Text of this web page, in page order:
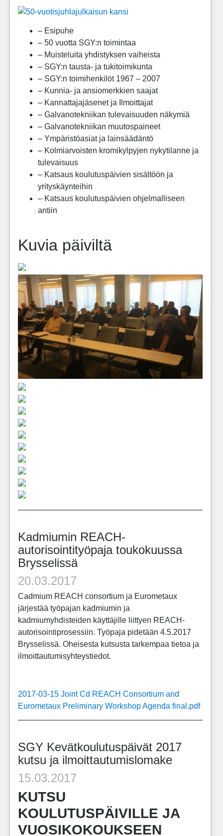
– Esipuhe
– 50 vuotta SGY:n toimintaa
– Muisteluita yhdistyksen vaiheista
– SGY:n tausta- ja tukitoimikunta
– SGY:n toimihenkilöt 1967 – 2007
– Kunnia- ja ansiomerkkien saajat
– Kannattajajäsenet ja Ilmoittajat
– Galvanotekniikan tulevaisuuden näkymiä
– Galvanotekniikan muutospaineet
– Ympäristöasiat ja lainsäädäntö
– Kolmiarvoisten kromikylpyjen nykytilanne ja
tulevaisuus
– Katsaus koulutuspäivien sisältöön ja
yrityskäynteihin
– Katsaus koulutuspäivien ohjelmalliseen
antiin
Kuvia päiviltä
Kadmiumin REACH-
autorisointityöpaja toukokuussa
Brysselissä
20.03.2017
Cadmium REACH consortium ja Eurometaux
järjestää työpajan kadmiumin ja
kadmiumyhdisteiden käyttäjille liittyen REACH-
autorisointiprosessiin. Työpaja pidetään 4.5.2017
Brysselissä. Oheisesta kutsusta tarkempaa tietoa ja
ilmoittautumisyhteystiedot.
2017-03-15 Joint Cd REACH Consortium and
Eurometaux Preliminary Workshop Agenda final.pdf
SGY Kevätkoulutuspäivät 2017
kutsu ja ilmoittautumislomake
15.03.2017
KUTSU
KOULUTUSPÄIVILLE JA
VUOSIKOKOUKSEEN